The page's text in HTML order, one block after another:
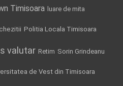
Timisoara luare de mita
Politia Locala Timisoara
valutar Retim Sorin Grindeanu
de Vest din Timisoara